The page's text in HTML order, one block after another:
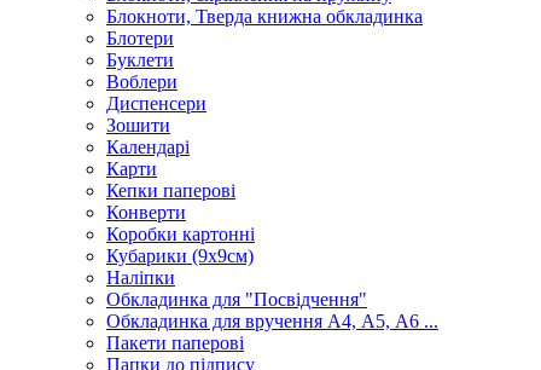
Блокноти, Тверда книжна обкладинка
Блотери
Буклети
Воблери
Диспенсери
Зошити
Календарі
Карти
Кепки паперові
Конверти
Коробки картонні
Кубарики (9х9см)
Наліпки
Обкладинка для "Посвідчення"
Обкладинка для вручення А4, А5, А6 ...
Пакети паперові
Папки до підпису